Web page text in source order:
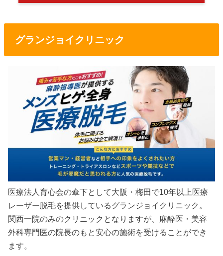
グランジョイクリニック
医療法人育心会の傘下として大阪・梅田で10年以上医療
レーザー脱毛を提供しているグランジョイクリニック。
関西一院のみのクリニックとなりますが、麻酔医・美容
外科専門医の院長のもと安心の施術を受けることができ
ます。